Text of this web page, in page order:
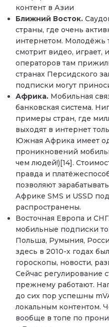
контент в Азии
Ближний Восток.
страны, где очень
интернетом. Молодёжь
смотрит видео, играет,
операторов там
странах Персидского
подписки могут
Африка. Мобильная
банковская система.
примеры стран, где
выходят в интернет
Южная Африка имеет
проникновений
чем людей!)[14].
правда и
позволяют
Африке SMS и USSD
распространены.
Восточная Европа и
мобильные подписки
Польша, Румыния,
здесь в 2010-х годах
гороскопы, новости,
Сейчас регулирование
прежнему работают.
до сих пор успешны
локальным контентом.
вообще в топе по